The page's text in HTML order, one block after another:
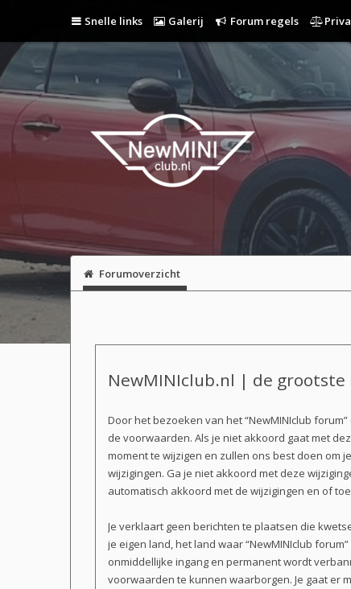
Snelle links Galerij Forum regels
Forumoverzicht
NewMINIclub.nl | de grootste
Door het bezoeken van het “NewMINIclub
de voorwaarden. Als je niet akkoord gaat met
moment te wijzigen en zullen ons best doen om
wijzigingen. Ga je niet akkoord met deze
automatisch akkoord met de wijzigingen en of
Je verklaart geen berichten te plaatsen die
je eigen land, het land waar “NewMINIclub
onmiddellijke ingang en permanent wordt
voorwaarden te kunnen waarborgen. Je gaat er